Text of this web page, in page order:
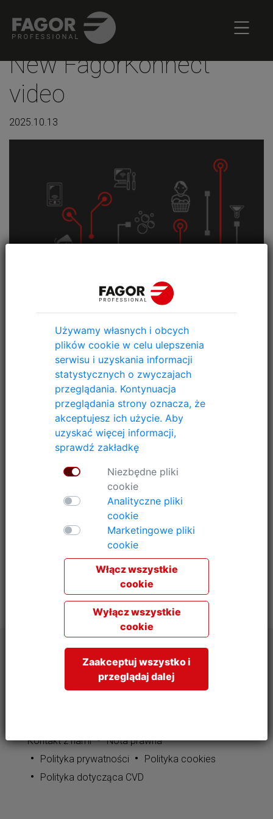
New FagorKonnect
video
2025.10.13
We’ve made learning about FagorKonnect easier! Discover
our new video for a complete overview of how this free,
web-based laundry management platform empowers
monitoring to cost savings, everything is at your fingertips.
Kontakt z nami
Nota prawna
Polityka prywatności
Polityka cookies
Polityka dotycząca CVD
Używamy własnych i obcych
plików cookie w celu ulepszenia
serwisu i uzyskania informacji
statystycznych o zwyczajach
przeglądania. Kontynuacja
przeglądania strony oznacza, że
akceptujesz ich użycie. Aby
uzyskać więcej informacji,
sprawdź zakładkę
Niezbędne pliki
cookie
Analityczne pliki
cookie
Marketingowe pliki
cookie
Włącz wszystkie
cookie
Wyłącz wszystkie
cookie
Zaakceptuj wszystko i
przeglądaj dalej